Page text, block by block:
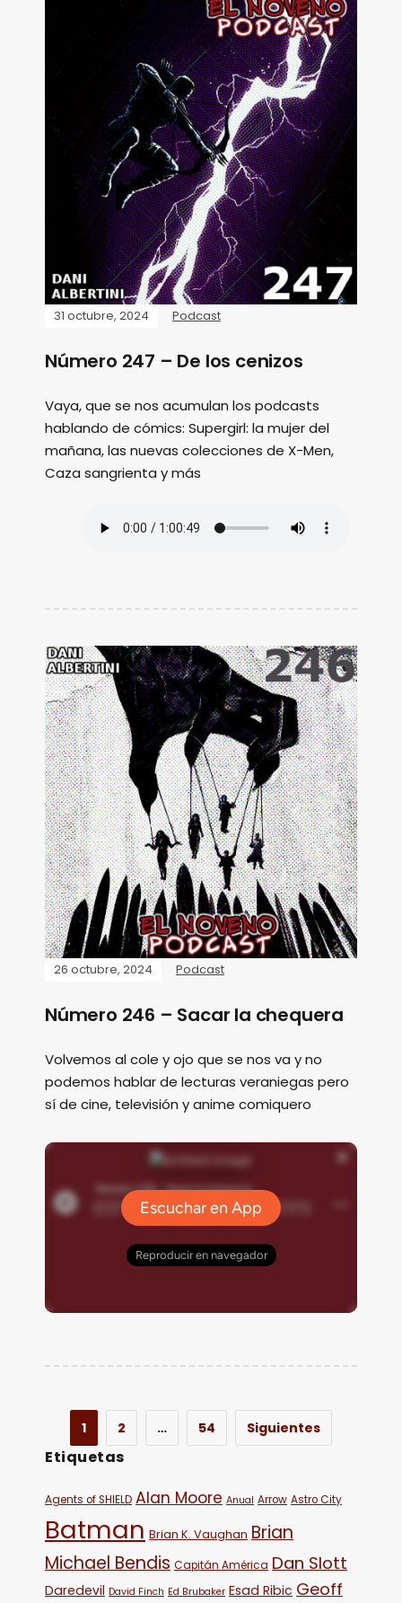
31 octubre, 2024 Podcast
Número 247 – De los cenizos
Vaya, que se nos acumulan los podcasts
hablando de cómics: Supergirl: la mujer del
mañana, las nuevas colecciones de X-Men,
Caza sangrienta y más
26 octubre, 2024 Podcast
Número 246 – Sacar la chequera
Volvemos al cole y ojo que se nos va y no
podemos hablar de lecturas veraniegas pero
sí de cine, televisión y anime comiquero
1 2 … 54 Siguientes
Etiquetas
Agents of SHIELD Alan Moore Anual Arrow Astro City
Batman Brian K. Vaughan Brian
Michael Bendis Capitán América Dan Slott
Daredevil David Finch Ed Brubaker Esad Ribic Geoff